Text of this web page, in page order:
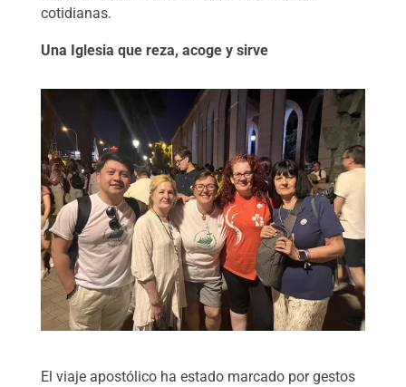
cotidianas.
Una Iglesia que reza, acoge y sirve
El viaje apostólico ha estado marcado por gestos